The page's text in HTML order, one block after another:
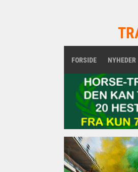
FORSIDE NYHEDER